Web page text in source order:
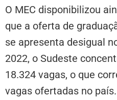
O MEC disponibilizou
que a oferta de
se apresenta desigual
2022, o Sudeste
18.324 vagas, o que
vagas ofertadas no